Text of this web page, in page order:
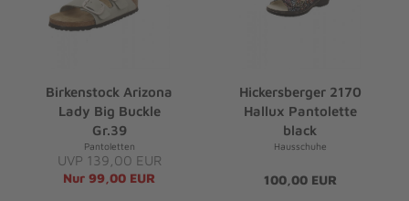
Birkenstock Arizona
Lady Big Buckle
Gr.39
Pantoletten
UVP 139,00 EUR
Nur 99,00 EUR
Hickersberger 2170
Hallux Pantolette
black
Hausschuhe
100,00 EUR